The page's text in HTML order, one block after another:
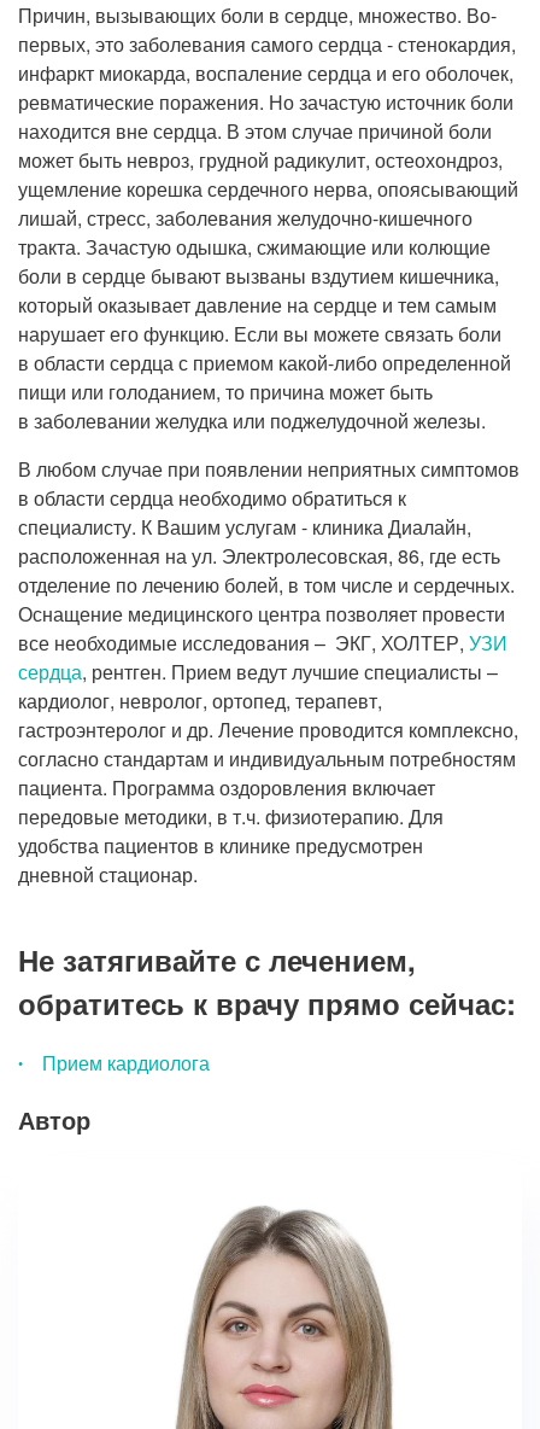
Причин, вызывающих боли в сердце, множество. Во-
первых, это заболевания самого сердца - стенокардия,
инфаркт миокарда, воспаление сердца и его оболочек,
ревматические поражения. Но зачастую источник боли
находится вне сердца. В этом случае причиной боли
может быть невроз, грудной радикулит, остеохондроз,
ущемление корешка сердечного нерва, опоясывающий
лишай, стресс, заболевания желудочно-кишечного
тракта. Зачастую одышка, сжимающие или колющие
боли в сердце бывают вызваны вздутием кишечника,
который оказывает давление на сердце и тем самым
нарушает его функцию. Если вы можете связать боли
в области сердца с приемом какой-либо определенной
пищи или голоданием, то причина может быть
в заболевании желудка или поджелудочной железы.
В любом случае при появлении неприятных симптомов
в области сердца необходимо обратиться к
специалисту. К Вашим услугам - клиника Диалайн,
расположенная на ул. Электролесовская, 86, где есть
отделение по лечению болей, в том числе и сердечных.
Оснащение медицинского центра позволяет провести
все необходимые исследования – ЭКГ, ХОЛТЕР, УЗИ
сердца, рентген. Прием ведут лучшие специалисты –
кардиолог, невролог, ортопед, терапевт,
гастроэнтеролог и др. Лечение проводится комплексно,
согласно стандартам и индивидуальным потребностям
пациента. Программа оздоровления включает
передовые методики, в т.ч. физиотерапию. Для
удобства пациентов в клинике предусмотрен
дневной стационар.
Не затягивайте с лечением,
обратитесь к врачу прямо сейчас:
Прием кардиолога
Автор